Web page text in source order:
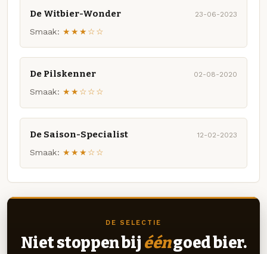
De Witbier-Wonder 23-06-2023
Smaak: ★★★☆☆
De Pilskenner 02-08-2020
Smaak: ★★☆☆☆
De Saison-Specialist 12-02-2023
Smaak: ★★★☆☆
DE SELECTIE
Niet stoppen bij ééngoed bier.